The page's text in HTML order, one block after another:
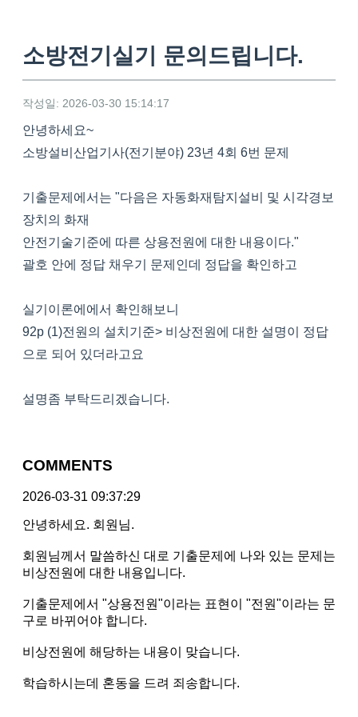
소방전기실기 문의드립니다.
작성일: 2026-03-30 15:14:17
안녕하세요~
소방설비산업기사(전기분야) 23년 4회 6번 문제
기출문제에서는 "다음은 자동화재탐지설비 및 시각경보
장치의 화재
안전기술기준에 따른 상용전원에 대한 내용이다."
괄호 안에 정답 채우기 문제인데 정답을 확인하고
실기이론에에서 확인해보니
92p (1)전원의 설치기준> 비상전원에 대한 설명이 정답
으로 되어 있더라고요
설명좀 부탁드리겠습니다.
COMMENTS
2026-03-31 09:37:29
안녕하세요. 회원님.
회원님께서 말씀하신 대로 기출문제에 나와 있는 문제는
비상전원에 대한 내용입니다.
기출문제에서 "상용전원"이라는 표현이 "전원"이라는 문
구로 바뀌어야 합니다.
비상전원에 해당하는 내용이 맞습니다.
학습하시는데 혼동을 드려 죄송합니다.